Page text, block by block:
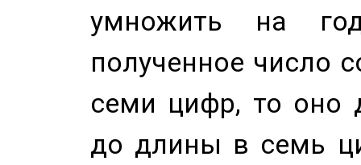
умножить на
полученное число
семи цифр, то оно
до длины в семь